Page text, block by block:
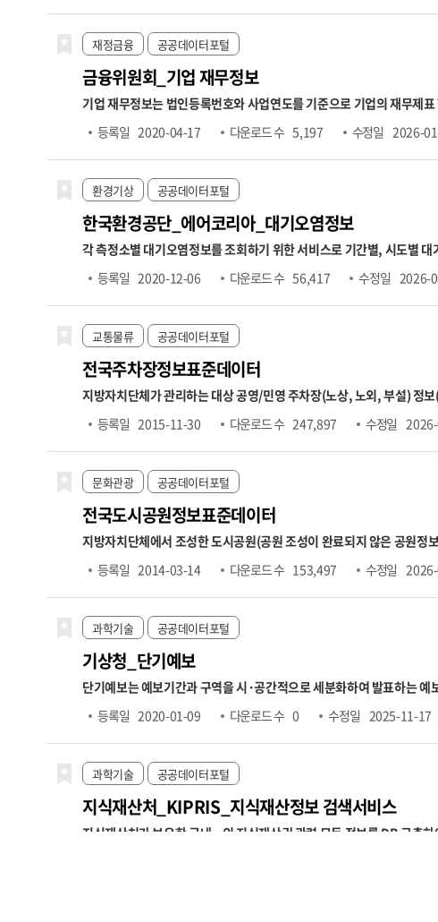
재정금융 공공데이터포털
금융위원회_기업 재무정보
기업 재무정보는 법인등록번호와 사업연도를 기준으로 기업의 재무제표 항목을 조회할 수 있는 데이터입니다. 제공 항목에는
니라, 계정과목별 재무상태표와 손익계산서 항목이 포함됩니다. 데이터는 요약재무제표 조회, 재무상태표 조회, 손익계산서 조회의 세 가지 오퍼레이션으로 구성되어 있으며, 각 항목에 대해 전기·당
기·전분기 등의 비교 수치도 함께 제공됩니다. 본 데이터는 기업의 경영성과 분석, 재무 건전성 평가, 투자 위험 분석, 기업 간 재무비교 등 다양한 금융 분석에 활용될 수 있습니다. ※ 데이터 갱신주기는
일 1회입니다. ※ 금융위원회의 모든 API는 데이터 보유기관으로부터
자로부터 영업일 하루 뒤 오후 1시 이후에 업데이트됩니다. 예를 들어,
등록일 2020-04-17 다운로드 수 5,197 수정일 2026-
환경기상 공공데이터포털
한국환경공단_에어코리아_대기오염정보
각 측정소별 대기오염정보를 조회하기 위한 서비스로 기간별, 시도별
세기능으로는 측정소별 실시간 측정정보 조회, 통합대기환경지수 나
습니다. ※ 운영계정으로 사용하고자 할 경우 "한국환경공단 에어코
등록일 2020-12-06 다운로드 수 56,417 수정일 2026-
교통물류 공공데이터포털
전국주차장정보표준데이터
지방자치단체가 관리하는 대상 공영/민영 주차장(노상, 노외, 부설)
소,주차구획수,급지구분,부제시행구분,운영요일,평일운영시작시각,
간,주차기본요금,추가단위시간,추가단위요금,1일주차권요금적용시
등록일 2015-11-30 다운로드 수 247,897 수정일
문화관광 공공데이터포털
전국도시공원정보표준데이터
지방자치단체에서 조성한 도시공원(공원 조성이 완료되지 않은 공원
원보유시설(운동시설),공원보유시설(유희시설),공원보유시설(편익
등록일 2014-03-14 다운로드 수 153,497 수정일
과학기술 공공데이터포털
기상청_단기예보
단기예보는 예보기간과 구역을 시·공간적으로 세분화하여 발표하는
위의 행정구역 중심으로 상세한 날씨를 제공합니다. ○ 2019.6.4.부터
부터 단기예보 생산체계 개선에 따라, 예보 시간 상세화(기존 3시간
기간 확장에 따라, 02·05·08·11·14시 발표기준 글피 예보,
3시간 간격의 자료를 제공하며, 강수량(PCP), 강설(SNO), 풍속(WSD)
등록일 2020-01-09 다운로드 수 0 수정일 2025-11-17
과학기술 공공데이터포털
지식재산처_KIPRIS_지식재산정보 검색서비스
지식재산처가 보유한 국내ㆍ외 지식재산권 관련 모든 정보를 DB 구축